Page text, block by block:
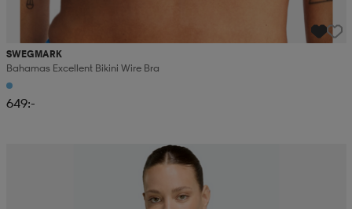
SWEGMARK
Bahamas Excellent Bikini Wire Bra
649:-